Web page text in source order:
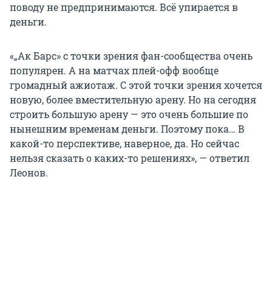
поводу не предпринимаются. Всё упирается в
деньги.
«„Ак Барс» с точки зрения фан-сообщества очень
популярен. А на матчах плей-офф вообще
громадный ажиотаж. С этой точки зрения хочется
новую, более вместительную арену. Но на сегодня
строить большую арену — это очень большие по
нынешним временам деньги. Поэтому пока… В
какой-то перспективе, наверное, да. Но сейчас
нельзя сказать о каких-то решениях», — ответил
Леонов.